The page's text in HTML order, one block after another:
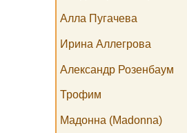
Алла Пугачева
Ирина Аллегрова
Александр Розенбаум
Трофим
Мадонна (Madonna)